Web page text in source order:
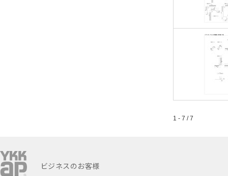
1 - 7 / 7
ビジネスのお客様